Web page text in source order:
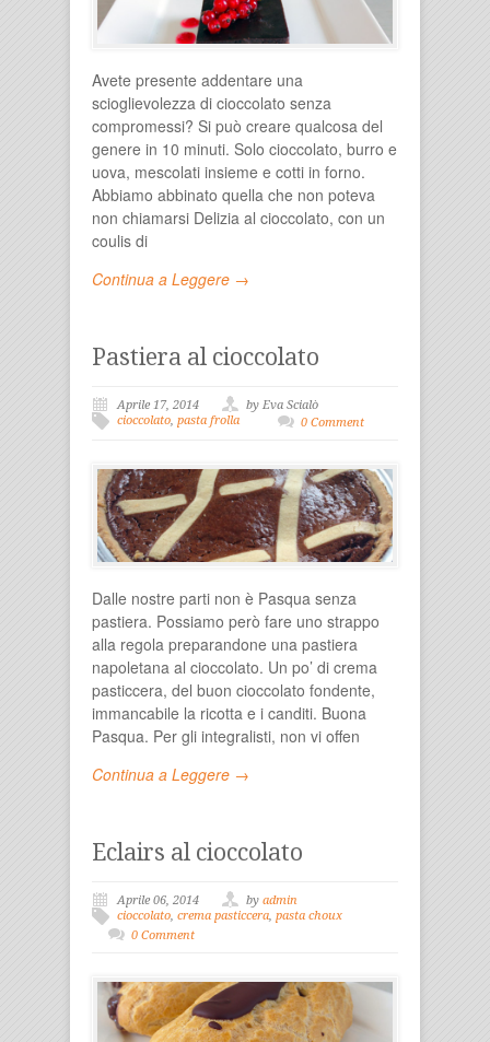
Avete presente addentare una
scioglievolezza di cioccolato senza
compromessi? Si può creare qualcosa del
genere in 10 minuti. Solo cioccolato, burro e
uova, mescolati insieme e cotti in forno.
Abbiamo abbinato quella che non poteva
non chiamarsi Delizia al cioccolato, con un
coulis di
Continua a Leggere →
Pastiera al cioccolato
Aprile 17, 2014
by Eva Scialò
cioccolato, pasta frolla 0 Comment
Dalle nostre parti non è Pasqua senza
pastiera. Possiamo però fare uno strappo
alla regola preparandone una pastiera
napoletana al cioccolato. Un po’ di crema
pasticcera, del buon cioccolato fondente,
immancabile la ricotta e i canditi. Buona
Pasqua. Per gli integralisti, non vi offen
Continua a Leggere →
Eclairs al cioccolato
Aprile 06, 2014 by admin
cioccolato, crema pasticcera, pasta choux
0 Comment